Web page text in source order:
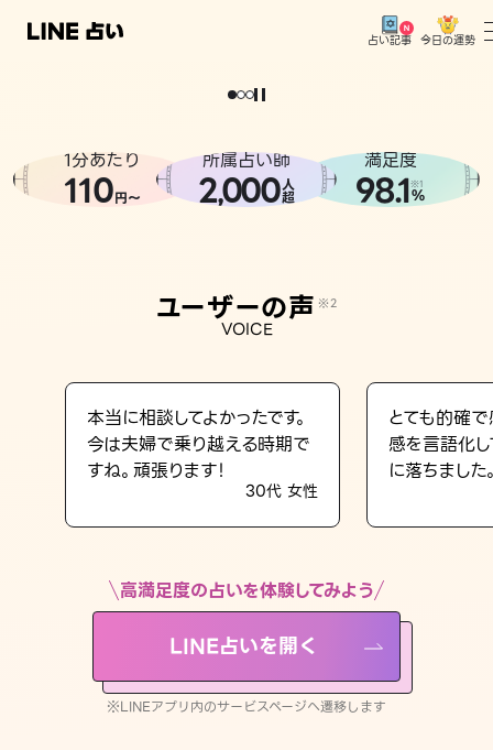
占い記事 今日の運勢
相談事例
LINE占いを開く
※LINEアプリ内のサービスページへ遷移します
どうせなら
。
1分あたり
110円〜
所属占い師
2,000人
超
満足度
98.1※1
%
ユーザーの声 ※2
VOICE
本当に相談してよかったです。
今は夫婦で乗り越える時期で
すね。頑張ります！
30代 女性
とても的確
感を言語化
に落ちました
高満足度の占いを体験してみよう
LINE占いを開く
※LINEアプリ内のサービスページへ遷移します